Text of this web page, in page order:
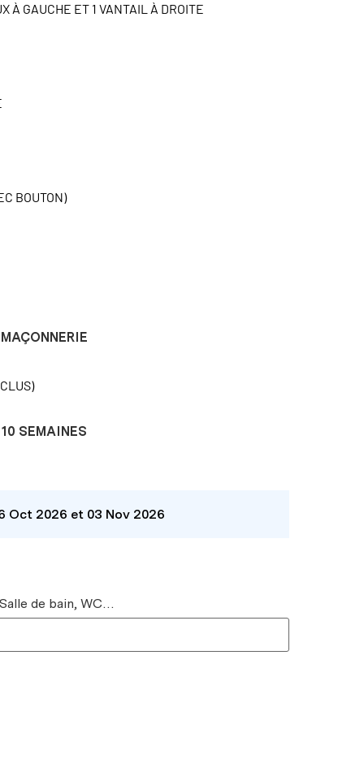
À GAUCHE ET 1 VANTAIL À DROITE
BOUTON)
MAÇONNERIE
10 SEMAINES
Oct 2026 et 03 Nov 2026
de bain, WC…